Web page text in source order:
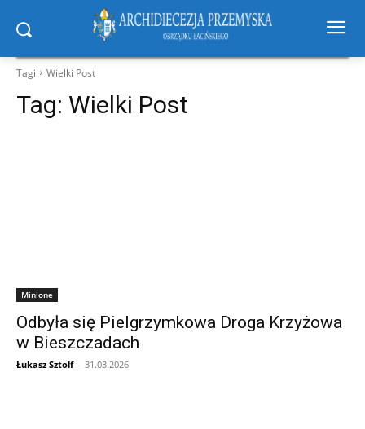
Tagi Wielki Post
Tag: Wielki Post
Minione
Odbyła się Pielgrzymkowa Droga Krzyżowa
w Bieszczadach
Łukasz Sztolf - 31.03.2026